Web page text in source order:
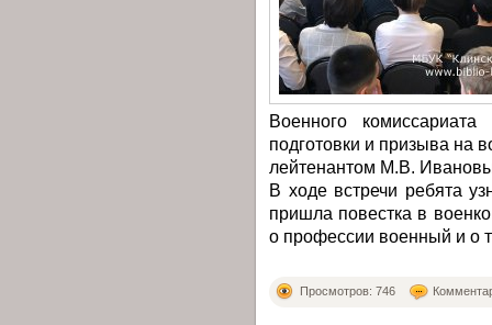
Военного
подготовки и призыва на
лейтенантом М.В.
В ходе встречи ребята
пришла повестка в
о профессии военный и о
Просмотров: 746